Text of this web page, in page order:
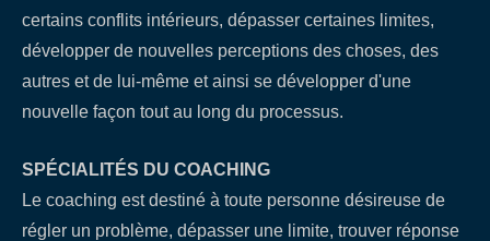
certains conflits intérieurs, dépasser certaines limites,
développer de nouvelles perceptions des choses, des
autres et de lui-même et ainsi se développer d'une
nouvelle façon tout au long du processus.
SPÉCIALITÉS DU COACHING
Le coaching est destiné à toute personne désireuse de
régler un problème, dépasser une limite, trouver réponse